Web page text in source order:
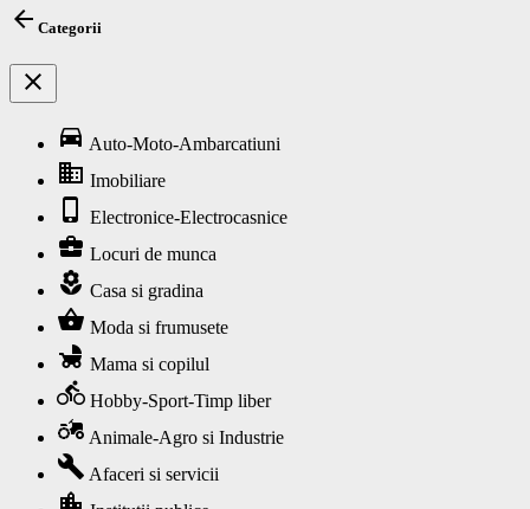
arrow_back Categorii
close
directions_car Auto-Moto-Ambarcatiuni
business Imobiliare
phone_iphone Electronice-Electrocasnice
business_center Locuri de munca
local_florist Casa si gradina
shopping_basket Moda si frumusete
child_friendly Mama si copilul
directions_bike Hobby-Sport-Timp liber
agriculture Animale-Agro si Industrie
build Afaceri si servicii
location_city